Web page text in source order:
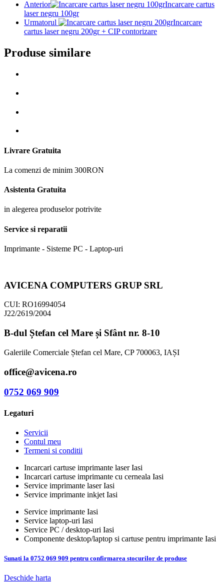
Anterior
Incarcare cartus
laser negru 100gr
Urmatorul
Incarcare
cartus laser negru 200gr + CIP contorizare
Produse similare
Livrare Gratuita
La comenzi de minim 300RON
Asistenta Gratuita
in alegerea produselor potrivite
Service si reparatii
Imprimante - Sisteme PC - Laptop-uri
AVICENA COMPUTERS GRUP SRL
CUI: RO16994054
J22/2619/2004
B-dul Ștefan cel Mare și Sfânt nr. 8-10
Galeriile Comerciale Ștefan cel Mare, CP 700063, IAȘI
office@avicena.ro
0752 069 909
Legaturi
Servicii
Contul meu
Termeni si conditii
Incarcari cartuse imprimante laser Iasi
Incarcari cartuse imprimante cu cerneala Iasi
Service imprimante laser Iasi
Service imprimante inkjet Iasi
Service imprimante Iasi
Service laptop-uri Iasi
Service PC / desktop-uri Iasi
Componente desktop/laptop si cartuse pentru imprimante Iasi
Sunati la 0752 069 909 pentru confirmarea stocurilor de produse
Deschide harta